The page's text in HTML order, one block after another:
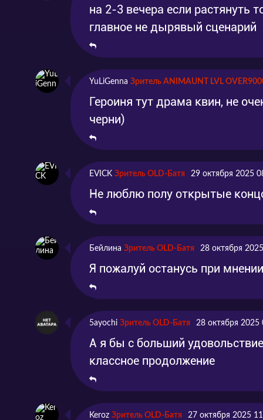
на 2-3 вечера если растянуть
главное не дырявый сценарий
YuLiGenna Зритель ANIMAUNT LVL
Героиня тут драма квин, не
черни)
EVICK Зритель OLD-Батя 29 октября 2025
Не люблю полу открытые
Бейлина Зритель OLD-Батя 28 октября
Я пожалуй останусь при
5ayochi Зритель OLD-Батя 28 октября 2025
А я бы с больший
классное продолжение
Keroz Зритель OLD-Батя 27 октября 2025